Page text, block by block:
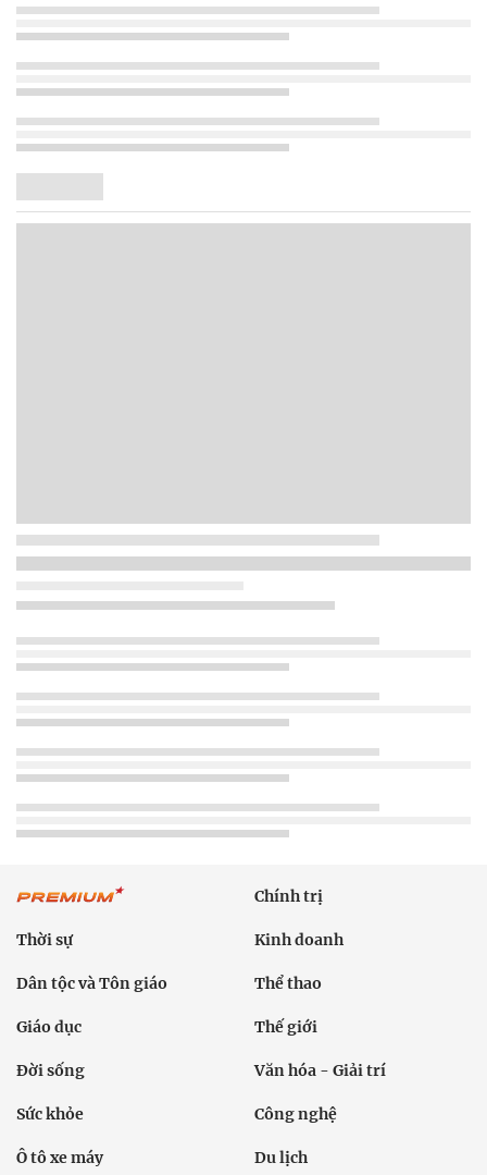
Chính trị
Thời sự Kinh doanh
Dân tộc và Tôn giáo Thể thao
Giáo dục Thế giới
Đời sống Văn hóa - Giải trí
Sức khỏe Công nghệ
Ô tô xe máy Du lịch